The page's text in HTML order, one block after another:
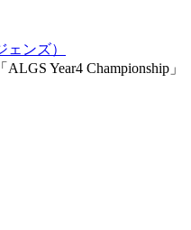
ェンズ）
Year4 Championship」